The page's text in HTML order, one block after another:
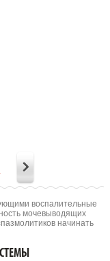
воспалительные
мочевыводящих
начинать